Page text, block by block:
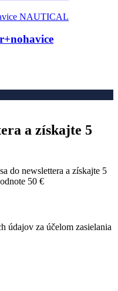
a získajte 5
do newslettera a získajte 5
50 €
údajov za účelom zasielania